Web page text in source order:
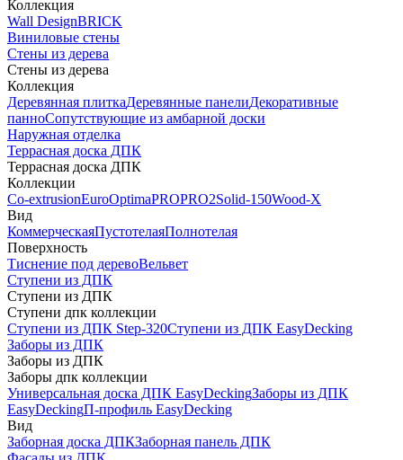
Коллекция
Wall DesignBRICK
Виниловые стены
Стены из дерева
Стены из дерева
Коллекция
Деревянная плиткаДеревянные панелиДекоративные
панноСопутствующие из амбарной доски
Наружная отделка
Террасная доска ДПК
Террасная доска ДПК
Коллекции
Co-extrusionEuroOptimaPROPRO2Solid-150Wood-X
Вид
КоммерческаяПустотелаяПолнотелая
Поверхность
Тиснение под деревоВельвет
Ступени из ДПК
Ступени из ДПК
Ступени дпк коллекции
Ступени из ДПК Step-320Ступени из ДПК EasyDecking
Заборы из ДПК
Заборы из ДПК
Заборы дпк коллекции
Универсальная доска ДПК EasyDeckingЗаборы из ДПК
EasyDeckingП-профиль EasyDecking
Вид
Заборная доска ДПКЗаборная панель ДПК